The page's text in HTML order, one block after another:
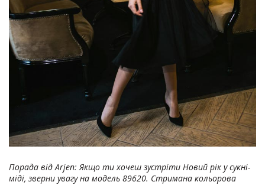
Порада від Arjen: Якщо ти хочеш зустріти Новий рік у сукні-
міді, зверни увагу на модель 89620. Стримана кольорова